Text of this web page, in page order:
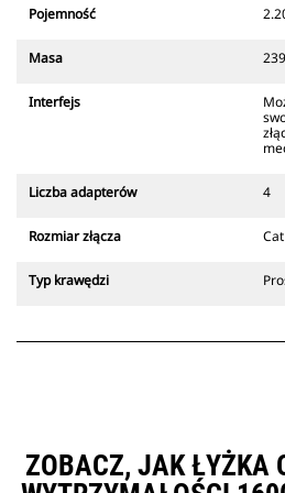
zasięgu
Cat są
koparkami
również
kopania
specjalnych
blokujący,
Pojemność
Masa
Interfejs
Liczba adapterów 4
Rozmiar złącza
Typ krawędzi
ZOBACZ, JAK ŁYŻKA